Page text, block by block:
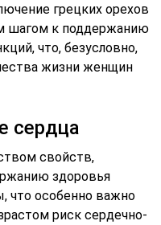
грецких орехов
шагом к поддержанию
что, безусловно,
жизни женщин
сердца
свойств,
здоровья
что особенно важно
риск сердечно-